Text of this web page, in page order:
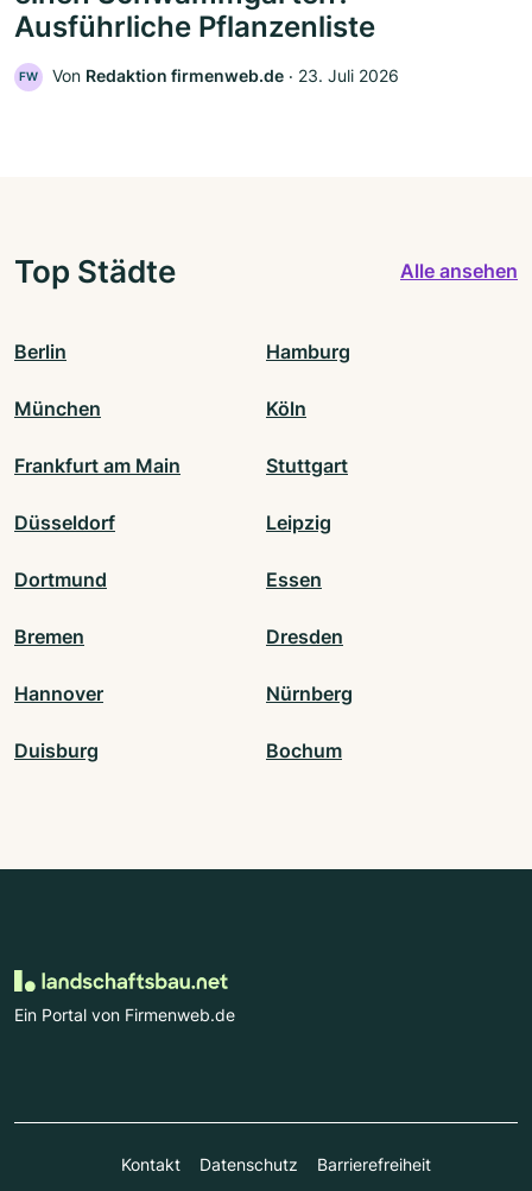
Ausführliche Pflanzenliste
FW Von Redaktion firmenweb.de ‧ 23. Juli 2026
Top Städte Alle ansehen
Berlin Hamburg
München Köln
Frankfurt am Main Stuttgart
Düsseldorf Leipzig
Dortmund Essen
Bremen Dresden
Hannover Nürnberg
Duisburg Bochum
Ein Portal von Firmenweb.de
Kontakt Datenschutz
Barrierefreiheit